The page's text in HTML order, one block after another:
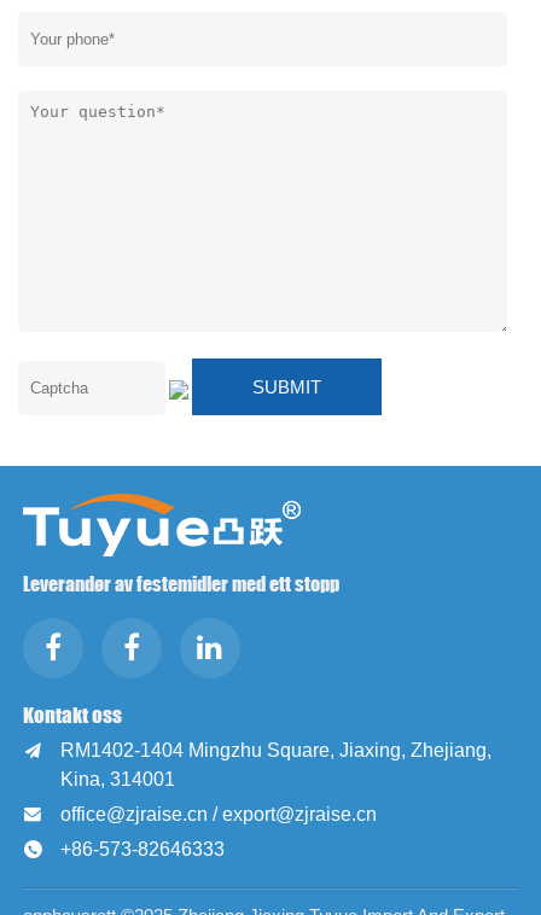
Leverandør av festemidler med ett stopp
Kontakt oss

RM1402-1404 Mingzhu Square, Jiaxing, Zhejiang,
Kina, 314001
 office@zjraise.cn / export@zjraise.cn
 +86-573-82646333